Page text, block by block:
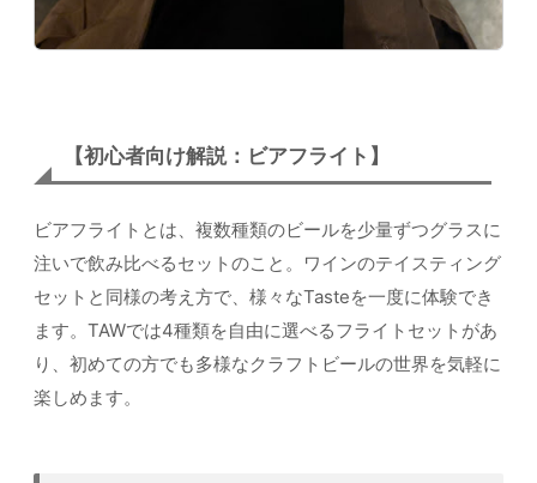
【初心者向け解説：ビアフライト】
ビアフライトとは、複数種類のビールを少量ずつグラスに
注いで飲み比べるセットのこと。ワインのテイスティング
セットと同様の考え方で、様々なTasteを一度に体験でき
ます。TAWでは4種類を自由に選べるフライトセットがあ
り、初めての方でも多様なクラフトビールの世界を気軽に
楽しめます。